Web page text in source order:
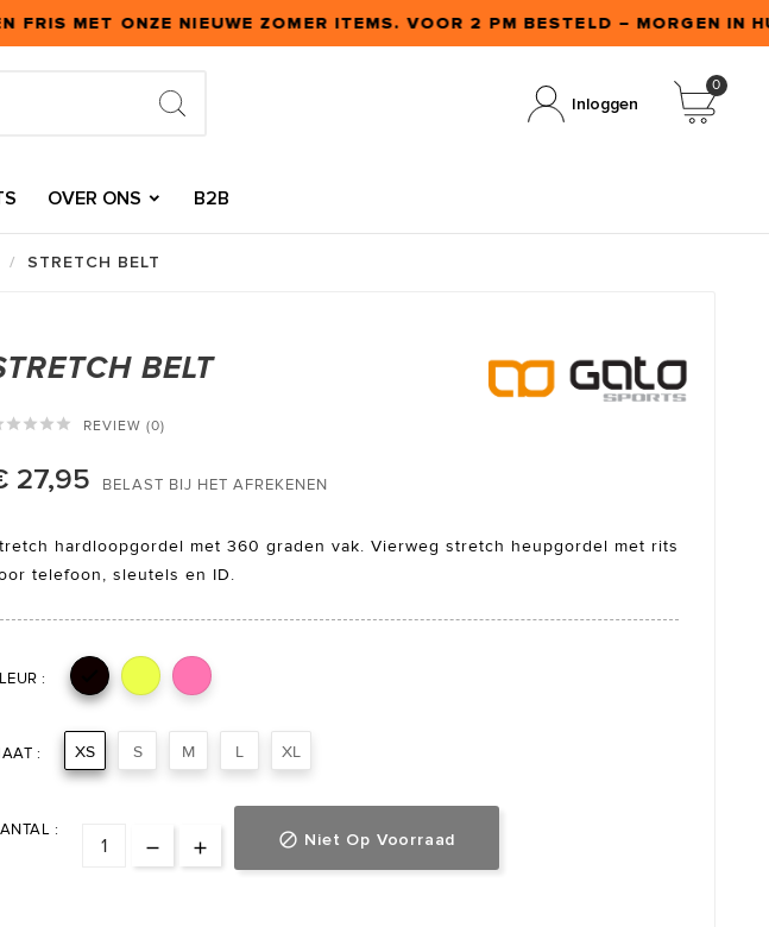
FRIS MET ONZE NIEUWE ZOMER ITEMS. VOOR 2 PM BESTELD – MORGEN IN
Inloggen
0
OVER ONS B2B
STRETCH BELT
BELT
    REVIEW (0)
27,95 BELAST BIJ HET AFREKENEN
hardloopgordel met 360 graden vak. Vierweg stretch heupgordel met rits
telefoon, sleutels en ID.
:
: XS S M L XL
:  Niet Op Voorraad